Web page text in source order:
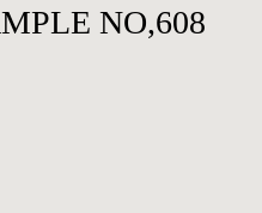
NO,608